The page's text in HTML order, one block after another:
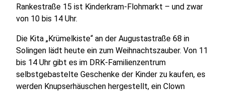
Rankestraße 15 ist Kinderkram-Flohmarkt – und zwar
von 10 bis 14 Uhr.
Die Kita „Krümelkiste“ an der Augustastraße 68 in
Solingen lädt heute ein zum Weihnachtszauber. Von 11
bis 14 Uhr gibt es im DRK-Familienzentrum
selbstgebastelte Geschenke der Kinder zu kaufen, es
werden Knupserhäuschen hergestellt, ein Clown